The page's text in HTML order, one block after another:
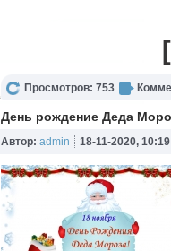
Просмотров: 753
День рождение Деда
Автор: admin 18-11-2020, 10:19